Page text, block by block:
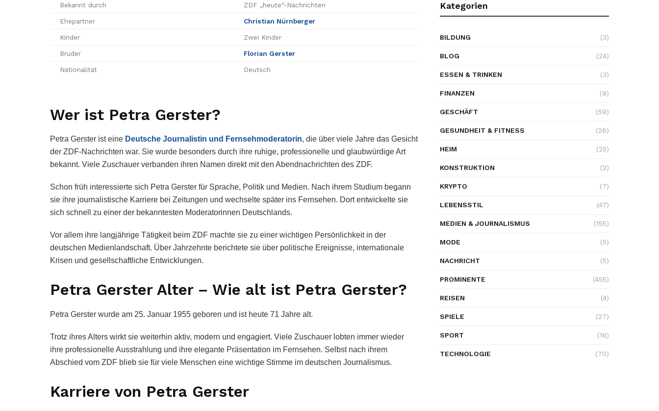
Bekannt durch ZDF „heute“-Nachrichten
Ehepartner Christian Nürnberger
Kinder Zwei Kinder
Bruder Florian Gerster
Nationalität Deutsch
Wer ist Petra Gerster?
Petra Gerster ist eine Deutsche Journalistin und Fernsehmoderatorin, die über viele Jahre das Gesicht
der ZDF-Nachrichten war. Sie wurde besonders durch ihre ruhige, professionelle und glaubwürdige Art
bekannt. Viele Zuschauer verbanden ihren Namen direkt mit den Abendnachrichten des ZDF.
Schon früh interessierte sich Petra Gerster für Sprache, Politik und Medien. Nach ihrem Studium begann
sie ihre journalistische Karriere bei Zeitungen und wechselte später ins Fernsehen. Dort entwickelte sie
sich schnell zu einer der bekanntesten Moderatorinnen Deutschlands.
Vor allem ihre langjährige Tätigkeit beim ZDF machte sie zu einer wichtigen Persönlichkeit in der
deutschen Medienlandschaft. Über Jahrzehnte berichtete sie über politische Ereignisse, internationale
Krisen und gesellschaftliche Entwicklungen.
Petra Gerster Alter – Wie alt ist Petra Gerster?
Petra Gerster wurde am 25. Januar 1955 geboren und ist heute 71 Jahre alt.
Trotz ihres Alters wirkt sie weiterhin aktiv, modern und engagiert. Viele Zuschauer lobten immer wieder
ihre professionelle Ausstrahlung und ihre elegante Präsentation im Fernsehen. Selbst nach ihrem
Abschied vom ZDF blieb sie für viele Menschen eine wichtige Stimme im deutschen Journalismus.
Karriere von Petra Gerster
Kategorien
BILDUNG (3)
BLOG (24)
ESSEN & TRINKEN (3)
FINANZEN (9)
GESCHÄFT (59)
GESUNDHEIT & FITNESS (26)
HEIM (25)
KONSTRUKTION (2)
KRYPTO (7)
LEBENSSTIL (47)
MEDIEN & JOURNALISMUS (155)
MODE (5)
NACHRICHT (5)
PROMINENTE (455)
REISEN (4)
SPIELE (27)
SPORT (16)
TECHNOLOGIE (70)